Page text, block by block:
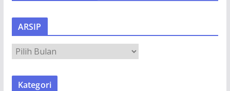
ARSIP
R
S
Kategori